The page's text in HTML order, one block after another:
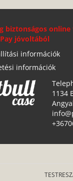
biztonságos online
jóvoltából
információk
információk
1134